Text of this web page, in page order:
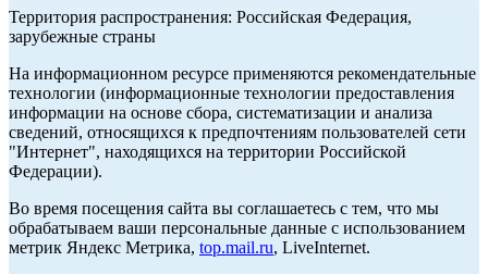
Территория распространения: Российская Федерация,
зарубежные страны
На информационном ресурсе применяются рекомендательные
технологии (информационные технологии предоставления
информации на основе сбора, систематизации и анализа
сведений, относящихся к предпочтениям пользователей сети
"Интернет", находящихся на территории Российской
Федерации).
Во время посещения сайта вы соглашаетесь с тем, что мы
обрабатываем ваши персональные данные с использованием
метрик Яндекс Метрика, top.mail.ru, LiveInternet.